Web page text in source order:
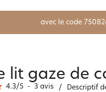
À
avec le code
lit gaze de
4.3/5 - 3 avis / Descriptif